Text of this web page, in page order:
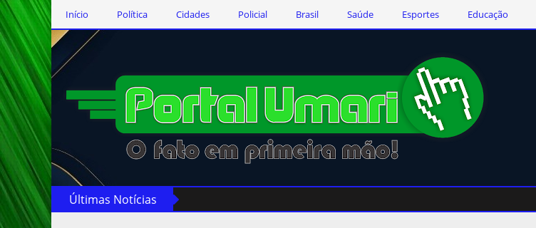
Início Política Cidades Policial Brasil Saúde Esportes Educação
Últimas Notícias